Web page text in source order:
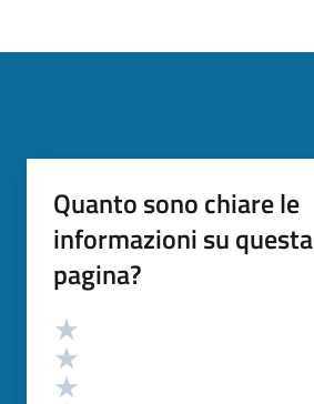
Quanto sono chiare le
informazioni su questa
pagina?
Valutazione